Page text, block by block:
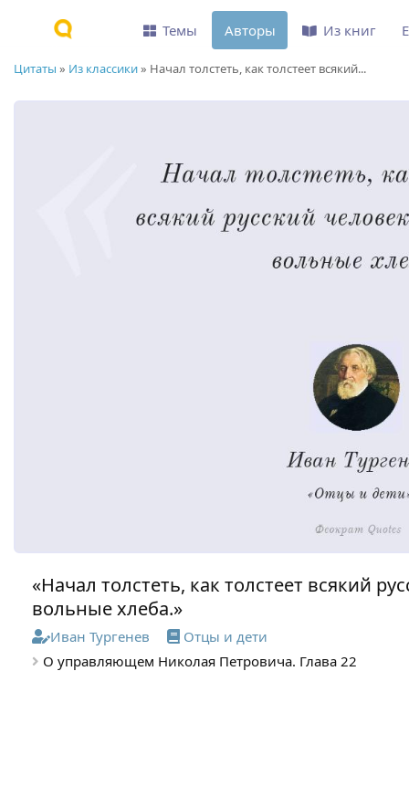
Цитаты » Из классики» Начал толстеть, как толстеет всякий...
«Начал толстеть, как толстеет всякий
вольные хлеба.»
Иван Тургенев
Отцы и дети
О управляющем Николая Петровича. Глава 22
Темы Авторы Из книг